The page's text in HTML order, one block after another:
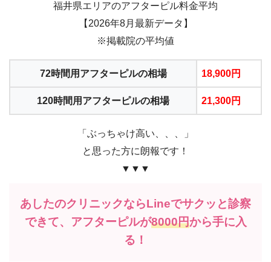
福井県エリアのアフターピル料金平均
【2026年8月最新データ】
※掲載院の平均値
72時間用アフターピルの相場 18,900円
120時間用アフターピルの相場 21,300円
「ぶっちゃけ高い、、、」
と思った方に朗報です！
▼▼▼
あしたのクリニックならLineでサクッと診察
できて、アフターピルが8000円から手に入
る！